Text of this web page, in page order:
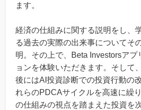
ます。
経済の仕組みに関する説明をし、
る過去の実際の出来事についてそ
明。その上で、Beta Investorsアプ
ョンを体験いただきます。そして
後にはAI投資診断での投資行動の
れらのPDCAサイクルを高速に繰
の仕組みの視点を踏まえた投資を